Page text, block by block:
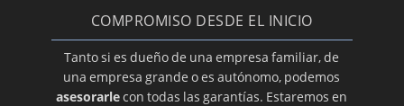
COMPROMISO DESDE EL INICIO
Tanto si es dueño de una empresa familiar, de
una empresa grande o es autónomo, podemos
asesorarlecon todas las garantías. Estaremos en